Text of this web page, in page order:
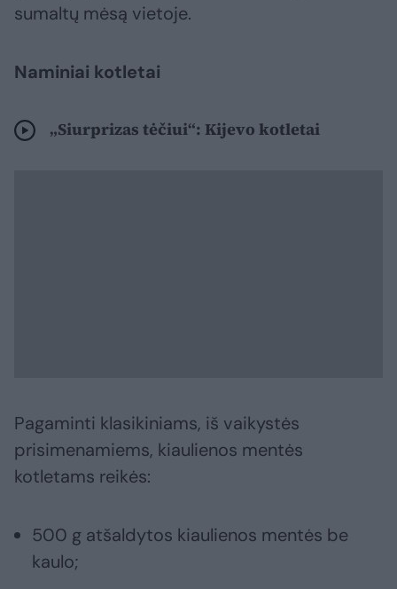
sumaltų mėsą vietoje.
Naminiai kotletai
„Siurprizas tėčiui“: Kijevo kotletai
Pagaminti klasikiniams, iš vaikystės
prisimenamiems, kiaulienos mentės
kotletams reikės:
500 g atšaldytos kiaulienos mentės be
kaulo;